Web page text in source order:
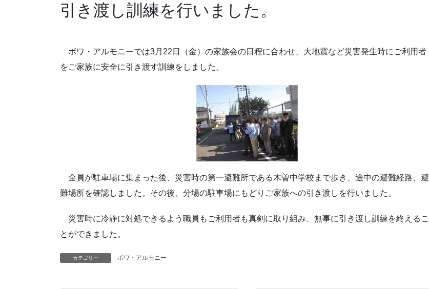
引き渡し訓練を行いました。
ボワ・アルモニーでは3月22日（金）の家族会の日程に合わせ、大地震など災害発生時にご利用者
をご家族に安全に引き渡す訓練をしました。
全員が駐車場に集まった後、災害時の第一避難所である木曽中学校まで歩き、途中の避難経路、避
難場所を確認しました。その後、分場の駐車場にもどりご家族への引き渡しを行いました。
災害時に冷静に対処できるよう職員もご利用者も真剣に取り組み、無事に引き渡し訓練を終えるこ
とができました。
カテゴリー ボワ・アルモニー